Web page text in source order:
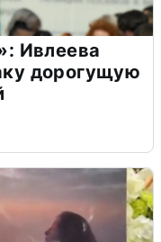
Ивлеева
дорогущую